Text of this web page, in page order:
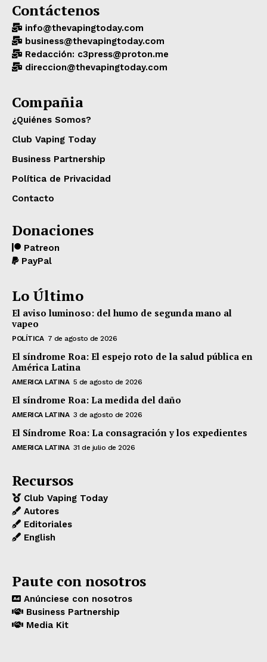
Contáctenos
info@thevapingtoday.com
business@thevapingtoday.com
Redacción: c3press@proton.me
direccion@thevapingtoday.com
Compañia
¿Quiénes Somos?
Club Vaping Today
Business Partnership
Política de Privacidad
Contacto
Donaciones
Patreon
PayPal
Lo Último
El aviso luminoso: del humo de segunda mano al
vapeo
POLÍTICA 7 de agosto de 2026
El síndrome Roa: El espejo roto de la salud pública en
América Latina
AMERICA LATINA 5 de agosto de 2026
El síndrome Roa: La medida del daño
AMERICA LATINA 3 de agosto de 2026
El Síndrome Roa: La consagración y los expedientes
AMERICA LATINA 31 de julio de 2026
Recursos
Club Vaping Today
Autores
Editoriales
English
Paute con nosotros
Anúnciese con nosotros
Business Partnership
Media Kit